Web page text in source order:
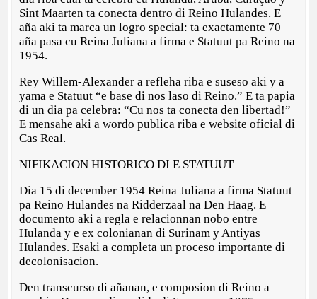
Sint Maarten ta conecta dentro di Reino Hulandes. E
aña aki ta marca un logro special: ta exactamente 70
aña pasa cu Reina Juliana a firma e Statuut pa Reino na
1954.
Rey Willem-Alexander a refleha riba e suseso aki y a
yama e Statuut “e base di nos laso di Reino.” E ta papia
di un dia pa celebra: “Cu nos ta conecta den libertad!”
E mensahe aki a wordo publica riba e website oficial di
Cas Real.
NIFIKACION HISTORICO DI E STATUUT
Dia 15 di december 1954 Reina Juliana a firma Statuut
pa Reino Hulandes na Ridderzaal na Den Haag. E
documento aki a regla e relacionnan nobo entre
Hulanda y e ex colonianan di Surinam y Antiyas
Hulandes. Esaki a completa un proceso importante di
decolonisacion.
Den transcurso di añanan, e composion di Reino a